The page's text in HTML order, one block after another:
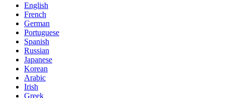
English
French
German
Portuguese
Spanish
Russian
Japanese
Korean
Arabic
Irish
Greek